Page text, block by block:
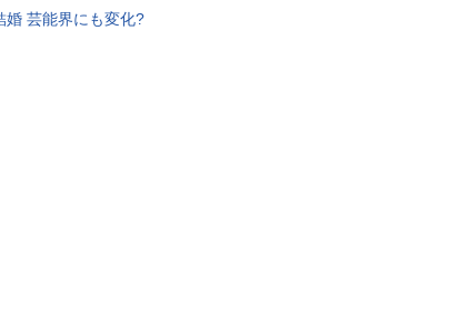
婚 芸能界にも変化?